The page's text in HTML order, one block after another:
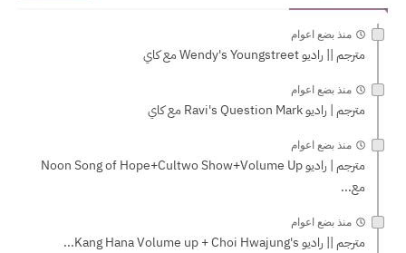
منذ بضع اعوام
مترجم || راديو Wendy's Youngstreet مع كاي
منذ بضع اعوام
مترجم | راديو Ravi's Question Mark مع كاي
منذ بضع اعوام
مترجم | راديو Noon Song of Hope+Cultwo Show+Volume Up
مع...
منذ بضع اعوام
مترجم || راديو Kang Hana Volume up + Choi Hwajung's...